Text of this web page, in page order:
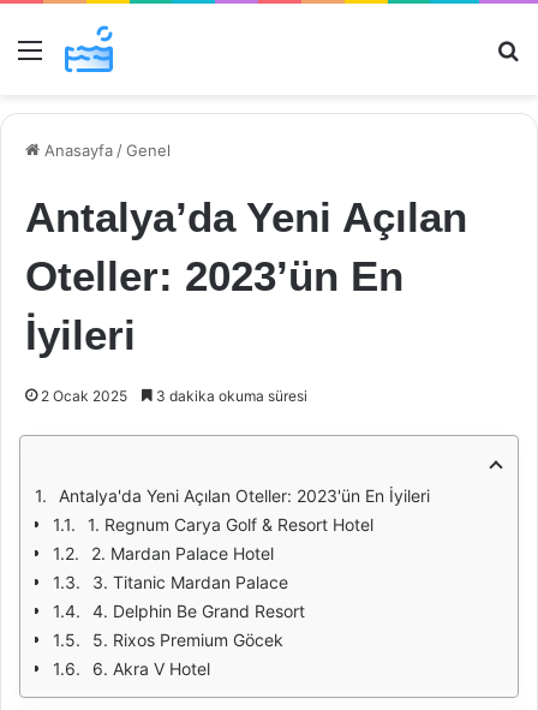
Menü
Anasayfa /Genel
Antalya’da Yeni Açılan
Oteller: 2023’ün En
İyileri
2 Ocak 2025 3 dakika okuma süresi
Antalya'da Yeni Açılan Oteller: 2023'ün En İyileri
1. Regnum Carya Golf & Resort Hotel
2. Mardan Palace Hotel
3. Titanic Mardan Palace
4. Delphin Be Grand Resort
5. Rixos Premium Göcek
6. Akra V Hotel